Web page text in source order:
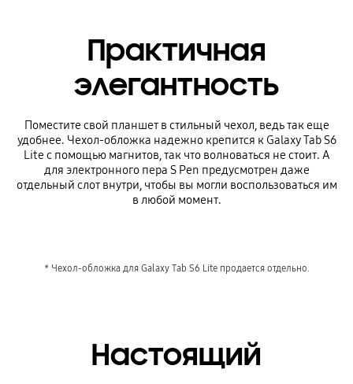
Практичная
элегантность
Поместите свой планшет в стильный чехол, ведь так еще
удобнее. Чехол-обложка надежно крепится к Galaxy Tab S6
Lite с помощью магнитов, так что волноваться не стоит. А
для электронного пера S Pen предусмотрен даже
отдельный слот внутри, чтобы вы могли воспользоваться им
в любой момент.
* Чехол-обложка для Galaxy Tab S6 Lite продается отдельно.
Настоящий